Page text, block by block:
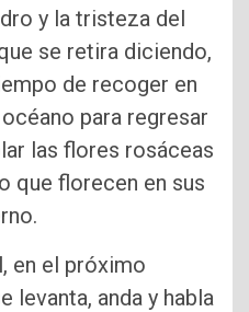
y la tristeza del
se retira diciendo,
de recoger en
para regresar
las flores rosáceas
que florecen en sus
en el próximo
levanta, anda y habla